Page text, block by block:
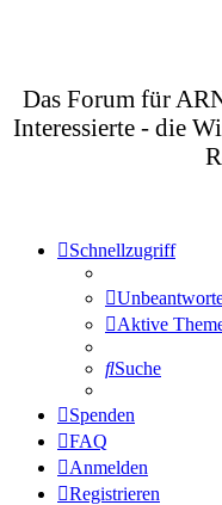
Das Forum für
Interessierte - die
Schnellzugriff
Aktive
Suche
Spenden
FAQ
Anmelden
Registrieren